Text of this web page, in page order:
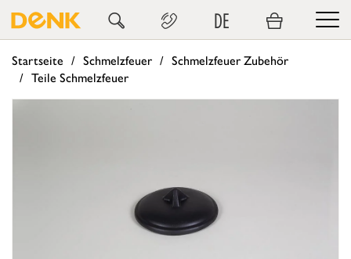
DE
Startseite Schmelzfeuer
Schmelzfeuer Zubehör
Teile Schmelzfeuer